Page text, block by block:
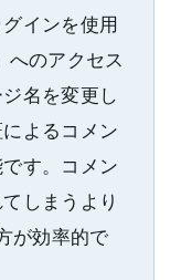
インを使用
へのアクセス
名を変更し
よるコメン
す。コメン
しまうより
が効率的で